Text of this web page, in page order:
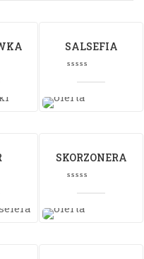
SALSEFIA
SKORZONERA